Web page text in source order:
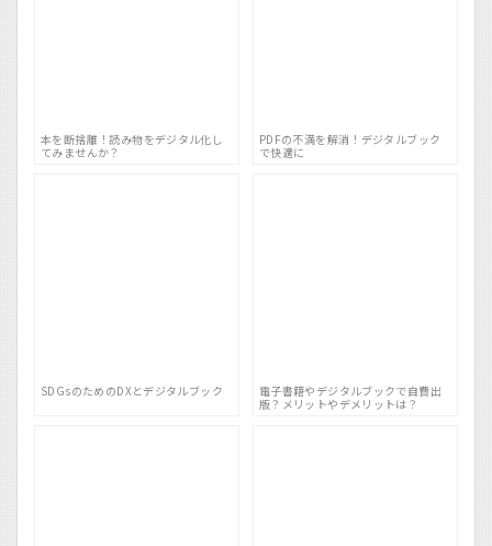
本を断捨離！読み物をデジタル化し
てみませんか？
PDFの不満を解消！デジタルブック
で快適に
SDGsのためのDXとデジタルブック
電子書籍やデジタルブックで自費出
版？メリットやデメリットは？